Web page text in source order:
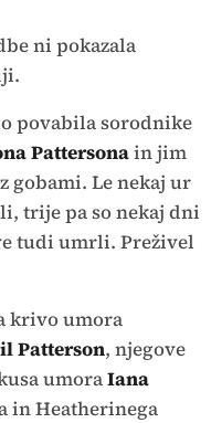
ni pokazala
povabila sorodnike
Pattersonain jim
gobami. Le nekaj ur
trije pa so nekaj dni
tudi umrli. Preživel
krivo umora
Patterson, njegove
umoraIana
in Heatherinega